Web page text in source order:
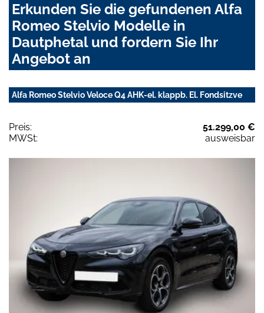
Erkunden Sie die gefundenen Alfa
Romeo Stelvio Modelle in
Dautphetal und fordern Sie Ihr
Angebot an
Alfa Romeo Stelvio Veloce Q4 AHK-el. klappb. El. Fondsitzve
Preis:
51.299,00 €
MWSt:
ausweisbar